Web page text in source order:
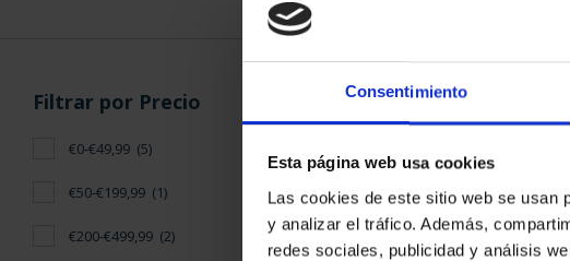
Consentimiento
Esta página web usa cookies
Las cookies de este sitio web se usan
y analizar el tráfico. Además,
redes sociales, publicidad y análisis
Filtrar por Precio
€0-€49,99 (5)
€50-€199,99 (1)
€200-€499,99 (2)